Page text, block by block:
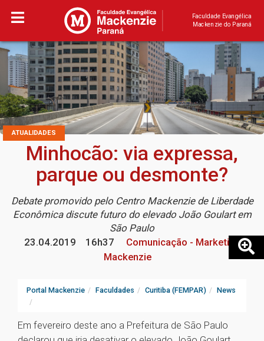
Faculdade Evangélica
Mackenzie do Paraná
ATUALIDADES
Minhocão: via expressa,
parque ou desmonte?
Debate promovido pelo Centro Mackenzie de Liberdade
Econômica discute futuro do elevado João Goulart em
São Paulo
23.04.2019
16h37
Comunicação - Marketing
Mackenzie
Portal Mackenzie Faculdades Curitiba (FEMPAR) News
Em fevereiro deste ano a Prefeitura de São Paulo